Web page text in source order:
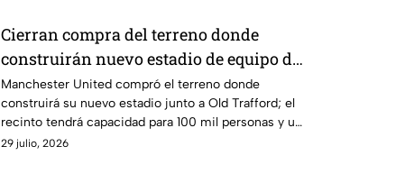
Cierran compra del terreno donde
construirán nuevo estadio de equipo de
Primera División con techo estilo carpa
de circo
Manchester United compró el terreno donde
construirá su nuevo estadio junto a Old Trafford; el
recinto tendrá capacidad para 100 mil personas y un
techo estilo carpa de circo.
29 julio, 2026